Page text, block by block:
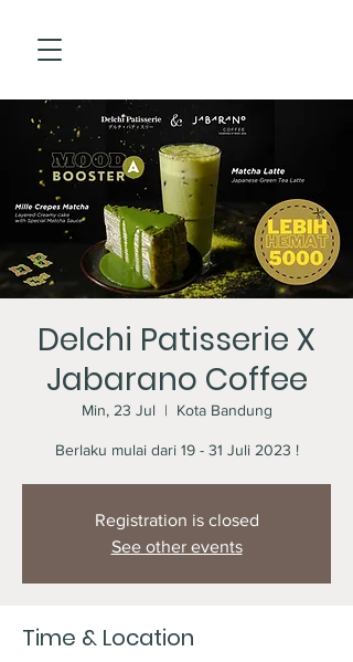
Delchi Patisserie X
Jabarano Coffee
Min, 23 Jul
  |
Kota Bandung
Berlaku mulai dari 19 - 31 Juli 2023 !
Registration is closed
See other events
Time & Location